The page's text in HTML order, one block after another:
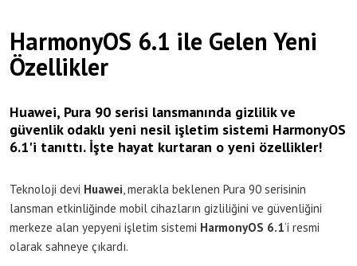
HarmonyOS 6.1 ile Gelen Yeni
Özellikler
Huawei, Pura 90 serisi lansmanında gizlilik ve
güvenlik odaklı yeni nesil işletim sistemi HarmonyOS
6.1'i tanıttı. İşte hayat kurtaran o yeni özellikler!
Teknoloji devi Huawei , merakla beklenen Pura 90 serisinin
lansman etkinliğinde mobil cihazların gizliliğini ve güvenliğini
merkeze alan yepyeni işletim sistemi HarmonyOS 6.1‘i resmi
olarak sahneye çıkardı.